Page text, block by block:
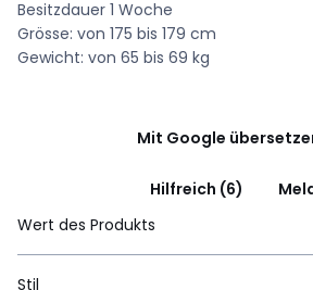
Besitzdauer 1 Woche
Grösse: von 175 bis 179 cm
Gewicht: von 65 bis 69 kg
Mit Google
Hilfreich (6)
Wert des Produkts
Stil